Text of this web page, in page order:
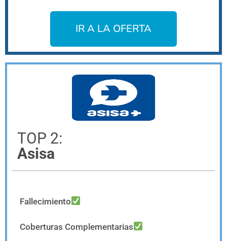
IR A LA OFERTA
TOP 2:
Asisa
Fallecimiento
Coberturas Complementarias